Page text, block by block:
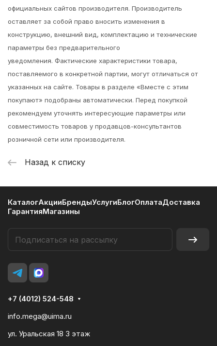
официальных сайтов производителя. Производитель
оставляет за собой право вносить изменения в
конструкцию, внешний вид, комплектацию и технические
параметры без предварительного
уведомления. Фактические характеристики товара,
поставляемого в конкретной партии, могут отличаться от
указанных на сайте. Товары в разделе «Вместе с этим
покупают» подобраны автоматически. Перед покупкой
рекомендуем уточнять интересующие параметры или
совместимость товаров у продавцов-консультантов
розничной сети или производителя.
Назад к списку
КаталогАкцииБрендыУслугиБлогОплатаДоставка
ГарантияМагазины
+7 (4012) 524-548
info.mega@uima.ru
ул. Уральская 18 3 этаж